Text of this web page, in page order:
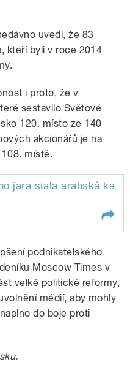
uvedl, že 83
kteří byli v roce 2014
i proto, že v
sestavilo Světové
120. místo ze 140
akcionářů je na
místě.
jara stala arabská
jak jednat s
Ruská
chybí jí
také
za 1. sv. války
Černý.
podnikatelského
Moscow Times v
velké politické reformy,
médií, aby mohly
do boje proti